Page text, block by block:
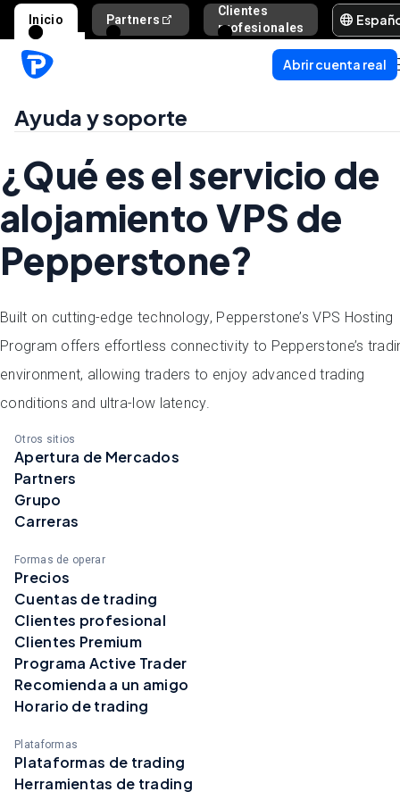
Inicio Partners
Clientes
profesionales
Ayuda y
Abrir cuenta real
Ayuda y soporte
¿Qué es el servicio de
alojamiento VPS de
Pepperstone?
Built on cutting-edge technology, Pepperstone’s VPS Hosting
Program offers effortless connectivity to Pepperstone’s
environment, allowing traders to enjoy advanced trading
conditions and ultra-low latency.
Otros sitios
Apertura de Mercados
Partners
Grupo
Carreras
Formas de operar
Precios
Cuentas de trading
Clientes profesional
Clientes Premium
Programa Active Trader
Recomienda a un amigo
Horario de trading
Plataformas
Plataformas de trading
Herramientas de trading